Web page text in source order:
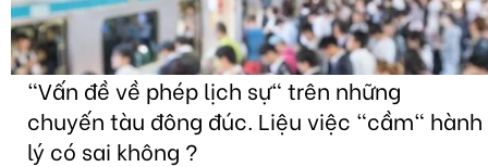
"Vấn đề về phép lịch sự" trên những
chuyến tàu đông đúc. Liệu việc "cầm" hành
lý có sai không ?